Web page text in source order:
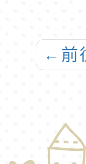
案」
理人
← 前